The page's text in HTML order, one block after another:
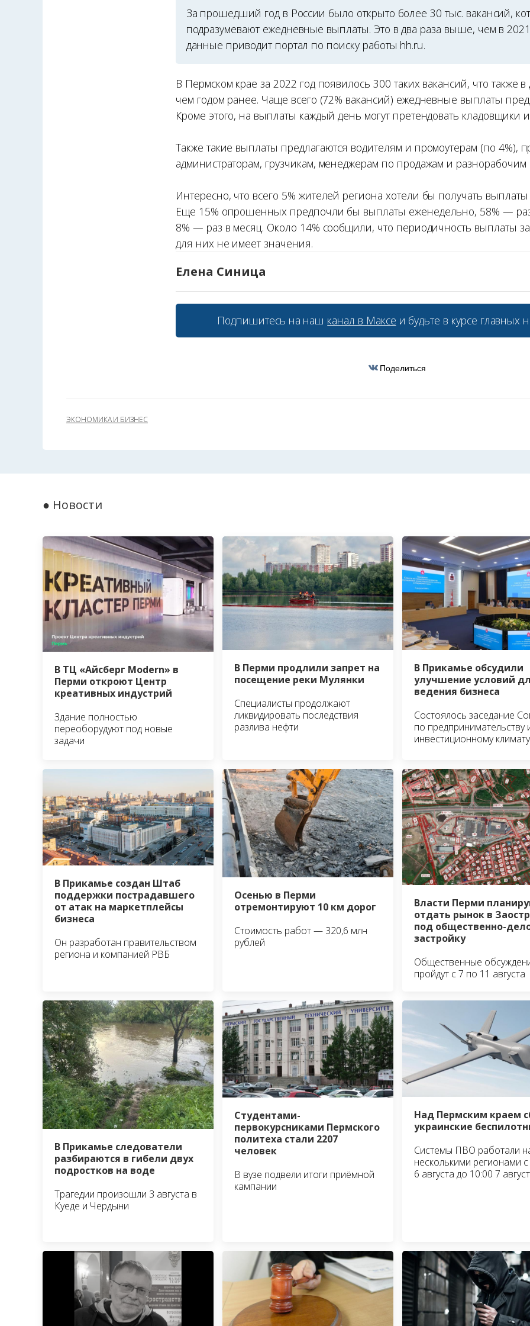
За прошедший год в России было открыто более 30 тыс. вакансий,
подразумевают ежедневные выплаты. Это в два раза выше, чем в 2021
данные приводит портал по поиску работы hh.ru.
В Пермском крае за 2022 год появилось 300 таких вакансий, что также
чем годом ранее. Чаще всего (72% вакансий) ежедневные выплаты
Кроме этого, на выплаты каждый день могут претендовать кладовщики
Также такие выплаты предлагаются водителям и промоутерам (по 4%),
администраторам, грузчикам, менеджерам по продажам и разнорабочим
Интересно, что всего 5% жителей региона хотели бы получать
Еще 15% опрошенных предпочли бы выплаты еженедельно, 58% —
8% — раз в месяц. Около 14% сообщили, что периодичность выплаты
для них не имеет значения.
Елена Синица
Подпишитесь на наш канал в Максе и будьте в курсе главных
Поделиться
ЭКОНОМИКА И БИЗНЕС
● Новости
В ТЦ «Айсберг Modern» в
Перми откроют Центр
креативных индустрий
Здание полностью
переоборудуют под новые
задачи
В Перми продлили запрет на
посещение реки Мулянки
Специалисты продолжают
ликвидировать последствия
разлива нефти
В Прикамье обсудили
улучшение условий
ведения бизнеса
Состоялось заседание
по предпринимательству
инвестиционному климату
В Прикамье создан Штаб
поддержки пострадавшего
от атак на маркетплейсы
бизнеса
Он разработан правительством
региона и компанией РВБ
Осенью в Перми
отремонтируют 10 км дорог
Стоимость работ — 320,6 млн
рублей
Власти Перми
отдать рынок в
под общественно-
застройку
Общественные
пройдут с 7 по 11 августа
В Прикамье следователи
разбираются в гибели двух
подростков на воде
Трагедии произошли 3 августа в
Куеде и Чердыни
Студентами-
первокурсниками Пермского
политеха стали 2207
человек
В вузе подвели итоги приёмной
кампании
Над Пермским краем
украинские
Системы ПВО работали
несколькими регионами
6 августа до 10:00 7